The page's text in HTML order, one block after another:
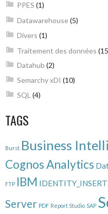
PPES (1)
Datawarehouse(5)
Divers (1)
Traitement des données
Datahub (2)
Semarchy xDI (10)
SQL (4)
TAGS
Burst Business
Cognos Analytics
FTP IBM IDENTITY_INSERT
Server PDF Report Studio SAP